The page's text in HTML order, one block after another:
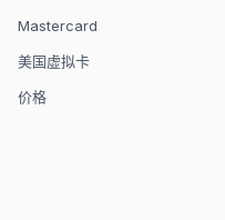
Mastercard
美国虚拟卡
价格